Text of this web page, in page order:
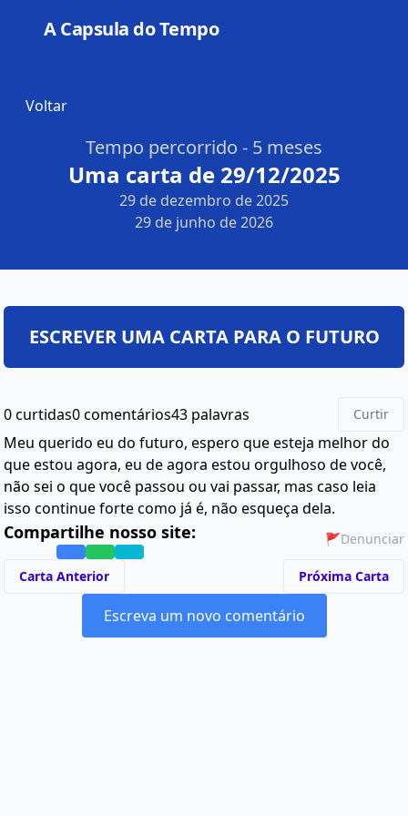
A Capsula do Tempo
Voltar
Tempo percorrido - 5 meses
Uma carta de 29/12/2025
29 de dezembro de 2025
29 de junho de 2026
0 curtidas0 comentários43 palavras Curtir
Meu querido eu do futuro, espero que esteja melhor do
que estou agora, eu de agora estou orgulhoso de você,
não sei o que você passou ou vai passar, mas caso leia
isso continue forte como já é, não esqueça dela.
Compartilhe nosso site: 🚩Denunciar
Carta Anterior Próxima Carta
Escreva um novo comentário
ESCREVER UMA CARTA PARA O FUTURO